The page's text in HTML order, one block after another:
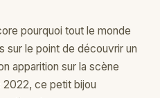
pourquoi tout le monde
sur le point de découvrir un
apparition sur la scène
ce petit bijou